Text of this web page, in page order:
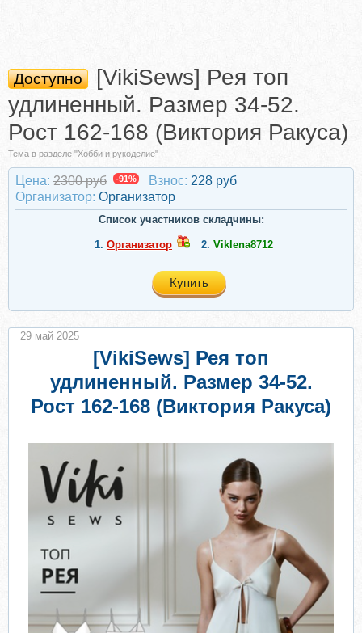
Доступно
[VikiSews] Рея топ
удлиненный. Размер 34-52.
Рост 162-168 (Виктория Ракуса)
Тема в разделе "Хобби и рукоделие"
Цена: 2300 руб -91% Взнос: 228 руб
Организатор: Организатор
Список участников складчины:
1. Организатор 2. Viklena8712
Купить
[VikiSews] Рея топ
удлиненный. Размер 34-52.
Рост 162-168 (Виктория Ракуса)
29 май 2025